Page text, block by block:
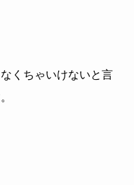
くちゃいけないと言